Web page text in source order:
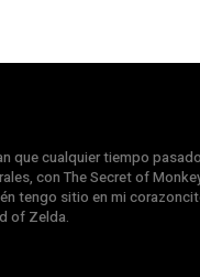
que cualquier tiempo
con The Secret of
tengo sitio en mi
of Zelda.